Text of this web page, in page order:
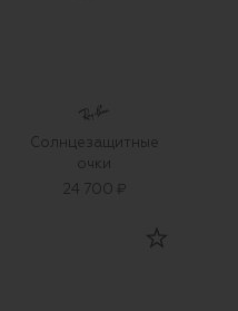
Солнцезащитные
очки
24 700 ₽